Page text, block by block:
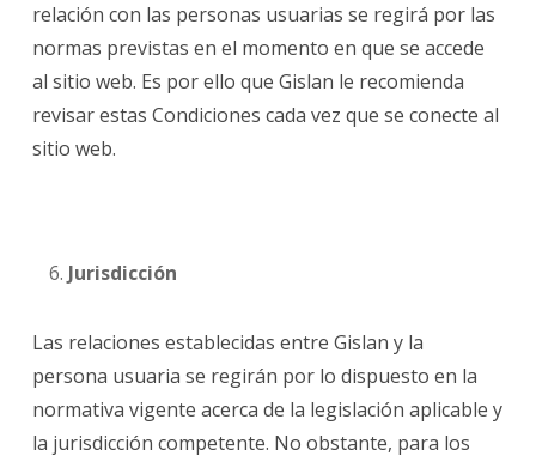
relación con las personas usuarias se regirá por las
normas previstas en el momento en que se accede
al sitio web. Es por ello que Gislan le recomienda
revisar estas Condiciones cada vez que se conecte al
sitio web.
Jurisdicción
Las relaciones establecidas entre Gislan y la
persona usuaria se regirán por lo dispuesto en la
normativa vigente acerca de la legislación aplicable y
la jurisdicción competente. No obstante, para los